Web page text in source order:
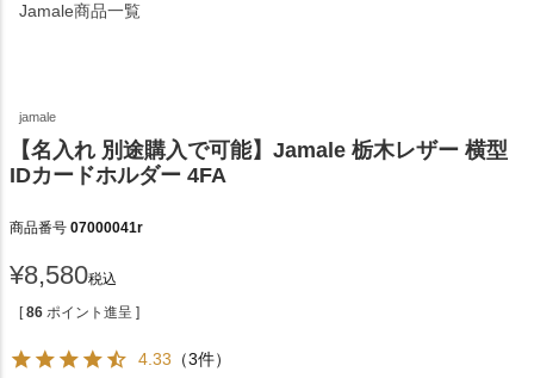
Jamale商品一覧
jamale
【名入れ 別途購入で可能】Jamale 栃木レザー 横型
IDカードホルダー 4FA
商品番号 07000041r
¥8,580税込
[ 86 ポイント進呈 ]
4.33 （3件）